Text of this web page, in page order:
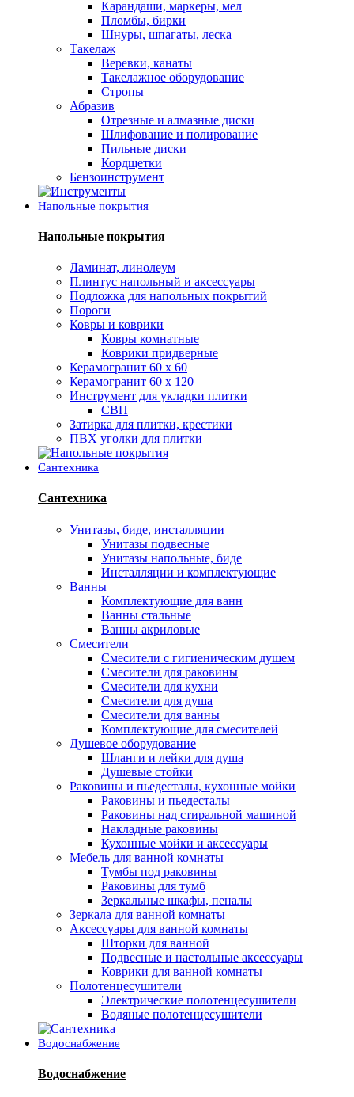
Карандаши, маркеры, мел
Пломбы, бирки
Шнуры, шпагаты, леска
Такелаж
Веревки, канаты
Такелажное оборудование
Стропы
Абразив
Отрезные и алмазные диски
Шлифование и полирование
Пильные диски
Кордщетки
Бензоинструмент
Напольные покрытия
Напольные покрытия
Ламинат, линолеум
Плинтус напольный и аксессуары
Подложка для напольных покрытий
Пороги
Ковры и коврики
Ковры комнатные
Коврики придверные
Керамогранит 60 х 60
Керамогранит 60 х 120
Инструмент для укладки плитки
СВП
Затирка для плитки, крестики
ПВХ уголки для плитки
Сантехника
Сантехника
Унитазы, биде, инсталляции
Унитазы подвесные
Унитазы напольные, биде
Инсталляции и комплектующие
Ванны
Комплектующие для ванн
Ванны стальные
Ванны акриловые
Смесители
Смесители с гигиеническим душем
Смесители для раковины
Смесители для кухни
Смесители для душа
Смесители для ванны
Комплектующие для смесителей
Душевое оборудование
Шланги и лейки для душа
Душевые стойки
Раковины и пьедесталы, кухонные мойки
Раковины и пьедесталы
Раковины над стиральной машиной
Накладные раковины
Кухонные мойки и аксессуары
Мебель для ванной комнаты
Тумбы под раковины
Раковины для тумб
Зеркальные шкафы, пеналы
Зеркала для ванной комнаты
Аксессуары для ванной комнаты
Шторки для ванной
Подвесные и настольные аксессуары
Коврики для ванной комнаты
Полотенцесушители
Электрические полотенцесушители
Водяные полотенцесушители
Водоснабжение
Водоснабжение